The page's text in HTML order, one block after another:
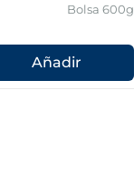
Bolsa 600g
Añadir